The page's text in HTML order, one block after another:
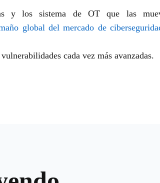
y los sistema de OT que las
global del mercado de
cada vez más avanzadas.